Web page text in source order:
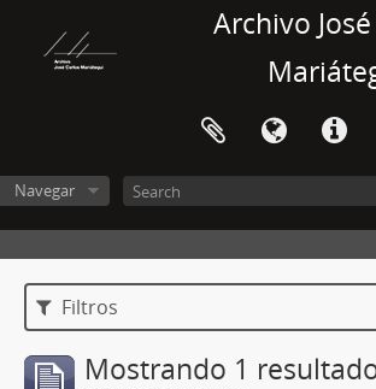
Archivo
Navegar
Filtros
Mostrando 1